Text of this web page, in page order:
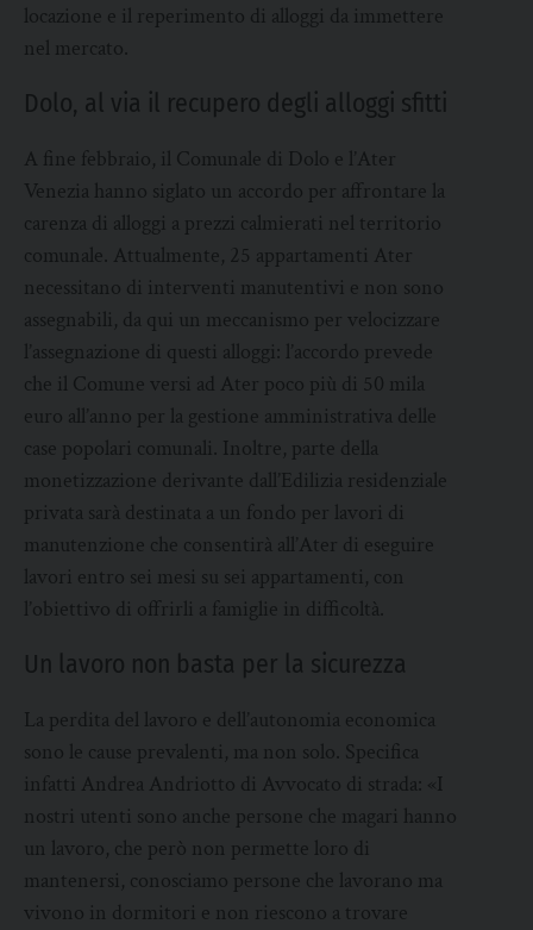
locazione e il reperimento di alloggi da immettere
nel mercato.
Dolo, al via il recupero degli alloggi sfitti
A fine febbraio, il Comunale di Dolo e l’Ater
Venezia hanno siglato un accordo per affrontare la
carenza di alloggi a prezzi calmierati nel territorio
comunale. Attualmente, 25 appartamenti Ater
necessitano di interventi manutentivi e non sono
assegnabili, da qui un meccanismo per velocizzare
l’assegnazione di questi alloggi: l’accordo prevede
che il Comune versi ad Ater poco più di 50 mila
euro all’anno per la gestione amministrativa delle
case popolari comunali. Inoltre, parte della
monetizzazione derivante dall’Edilizia residenziale
privata sarà destinata a un fondo per lavori di
manutenzione che consentirà all’Ater di eseguire
lavori entro sei mesi su sei appartamenti, con
l’obiettivo di offrirli a famiglie in difficoltà.
Un lavoro non basta per la sicurezza
La perdita del lavoro e dell’autonomia economica
sono le cause prevalenti, ma non solo. Specifica
infatti Andrea Andriotto di Avvocato di strada: «I
nostri utenti sono anche persone che magari hanno
un lavoro, che però non permette loro di
mantenersi, conosciamo persone che lavorano ma
vivono in dormitori e non riescono a trovare